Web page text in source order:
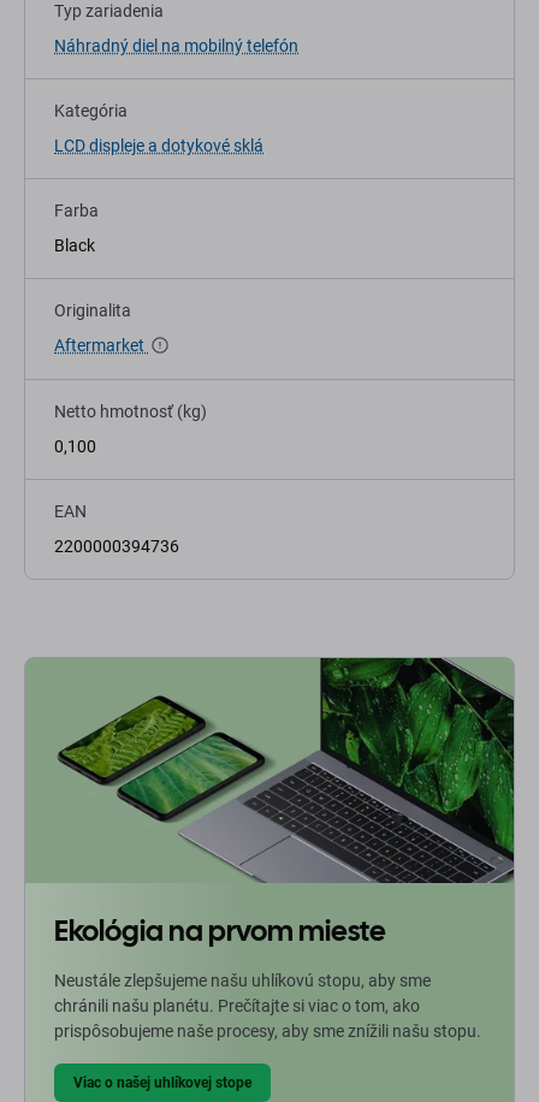
Typ zariadenia
Náhradný diel na mobilný telefón
Kategória
LCD displeje a dotykové sklá
Farba
Black
Originalita
Aftermarket
Netto hmotnosť (kg)
0,100
EAN
2200000394736
Ekológia na prvom mieste
Neustále zlepšujeme našu uhlíkovú stopu, aby sme
chránili našu planétu. Prečítajte si viac o tom, ako
prispôsobujeme naše procesy, aby sme znížili našu stopu.
Viac o našej uhlíkovej stope